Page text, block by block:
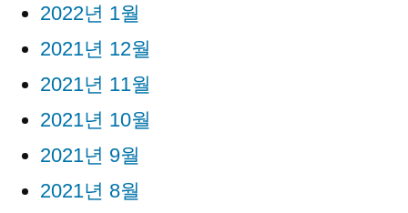
2022년 1월
2021년 12월
2021년 11월
2021년 10월
2021년 9월
2021년 8월